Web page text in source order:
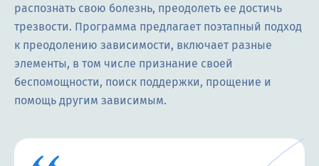
распознать свою болезнь, преодолеть ее достичь
трезвости. Программа предлагает поэтапный подход
к преодолению зависимости, включает разные
элементы, в том числе признание своей
беспомощности, поиск поддержки, прощение и
помощь другим зависимым.